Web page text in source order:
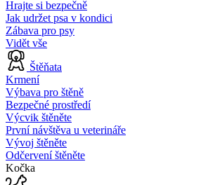
Hrajte si bezpečně
Jak udržet psa v kondici
Zábava pro psy
Vidět vše
Štěňata
Krmení
Výbava pro štěně
Bezpečné prostředí
Výcvik štěněte
První návštěva u veterináře
Vývoj štěněte
Odčervení štěněte
Kočka